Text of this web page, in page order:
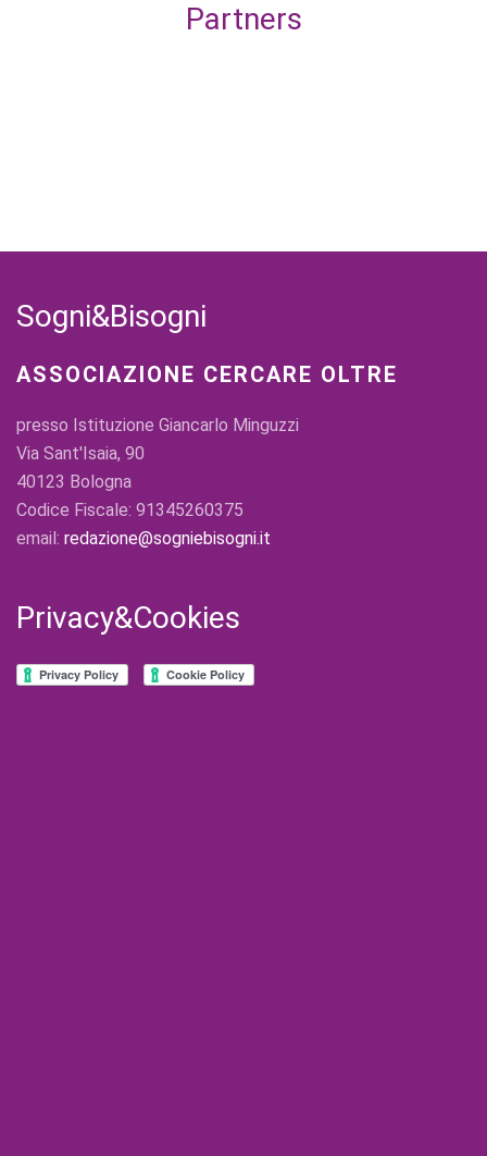
Partners
Sogni&Bisogni
ASSOCIAZIONE CERCARE OLTRE
presso Istituzione Giancarlo Minguzzi
Via Sant'Isaia, 90
40123 Bologna
Codice Fiscale: 91345260375
email: redazione@sogniebisogni.it
Privacy&Cookies